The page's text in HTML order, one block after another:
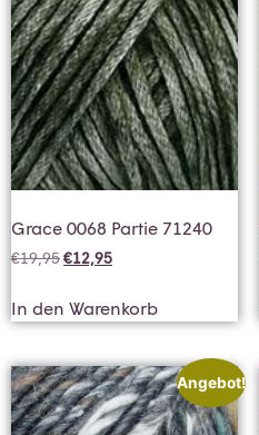
Grace 0068 Partie 71240
€19,95€12,95
In den Warenkorb
Angebot!